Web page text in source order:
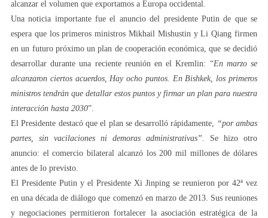
alcanzar el volumen que exportamos a Europa occidental.
Una noticia importante fue el anuncio del presidente Putin de que se
espera que los primeros ministros Mikhail Mishustin y Li Qiang firmen
en un futuro próximo un plan de cooperación económica, que se decidió
desarrollar durante una reciente reunión en el Kremlin: “En marzo se
alcanzaron ciertos acuerdos, Hay ocho puntos. En Bishkek, los primeros
ministros tendrán que detallar estos puntos y firmar un plan para nuestra
interacción hasta 2030”.
El Presidente destacó que el plan se desarrolló rápidamente,
“por ambas
partes, sin vacilaciones ni demoras administrativas”. Se hizo otro
anuncio: el comercio bilateral alcanzó los 200 mil millones de dólares
antes de lo previsto.
El Presidente Putin y el Presidente Xi Jinping se reunieron por 42ª vez
en una década de diálogo que comenzó en marzo de 2013. Sus reuniones
y negociaciones permitieron fortalecer la asociación estratégica de la